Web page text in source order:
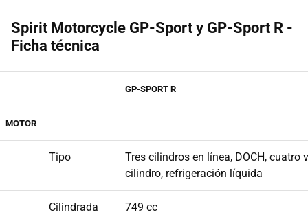
Spirit Motorcycle GP-Sport y GP-Sport R -
Ficha técnica
GP-SPORT R
MOTOR
Tipo
Tres cilindros en línea, DOCH, cuatro
cilindro, refrigeración líquida
Cilindrada 749 cc